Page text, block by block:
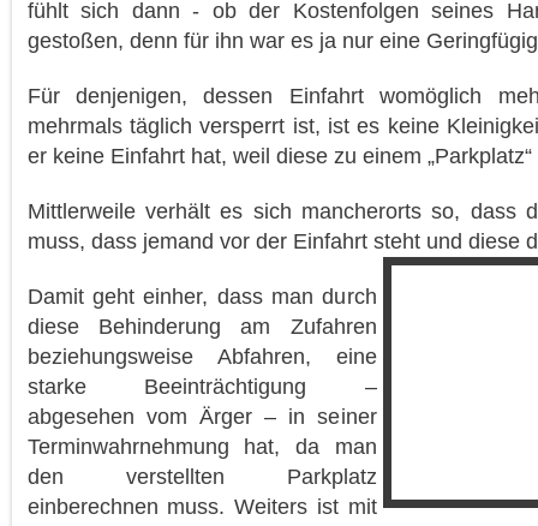
fühlt sich dann - ob der Kostenfolgen seines
gestoßen, denn für ihn war es ja nur eine
Für denjenigen, dessen Einfahrt womöglich
mehrmals täglich versperrt ist, ist es keine
er keine Einfahrt hat, weil diese zu einem
Mittlerweile verhält es sich mancherorts so, dass
muss, dass jemand vor der Einfahrt steht und diese
Damit geht einher, dass man durch
diese Behinderung am Zufahren
beziehungsweise Abfahren, eine
starke Beeinträchtigung –
abgesehen vom Ärger – in seiner
Terminwahrnehmung hat, da man
den verstellten Parkplatz
einberechnen muss. Weiters ist mit